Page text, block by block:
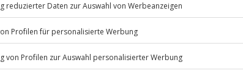
hkatapultiert. Als Beifahrer
scharfe Kurven und
km/h – ein echtes Adrenalin-
ein Erinnerungsfoto mit